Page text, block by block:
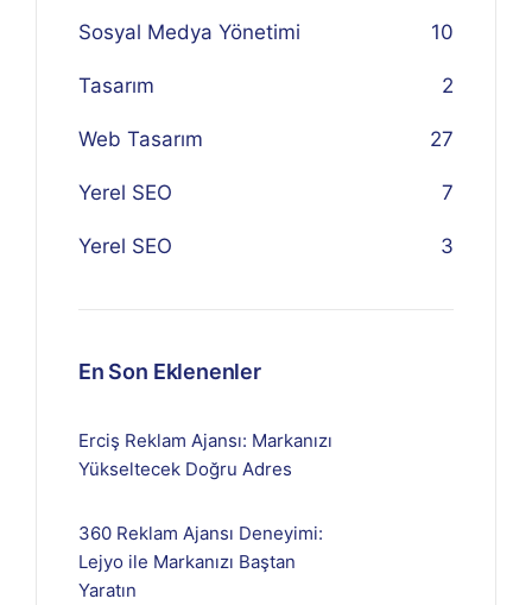
Sosyal Medya Yönetimi 10
Tasarım 2
Web Tasarım 27
Yerel SEO 7
Yerel SEO 3
En Son Eklenenler
Erciş Reklam Ajansı: Markanızı
Yükseltecek Doğru Adres
360 Reklam Ajansı Deneyimi:
Lejyo ile Markanızı Baştan
Yaratın